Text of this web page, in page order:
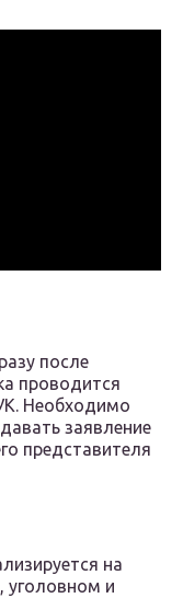
после
проводится
Необходимо
заявление
представителя
на
уголовном и